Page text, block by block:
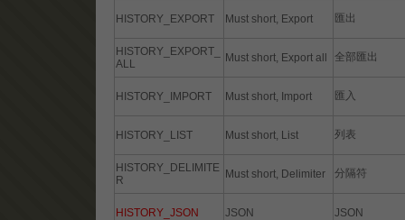
HISTORY_EXPORT Must short, Export 匯出
HISTORY_EXPORT_
ALL
Must short, Export all 全部匯出
HISTORY_IMPORT Must short, Import 匯入
HISTORY_LIST Must short, List 列表
HISTORY_DELIMITE
R
Must short, Delimiter 分隔符
HISTORY_JSON JSON JSON